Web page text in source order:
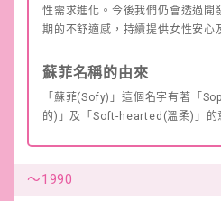
性需求進化。今後我們仍會透過開
期的不舒適感，持續提供女性安心
蘇菲名稱的由來
「蘇菲(Sofy)」這個名字有著「
的)」及「Soft-hearted(溫柔)」的
～1990